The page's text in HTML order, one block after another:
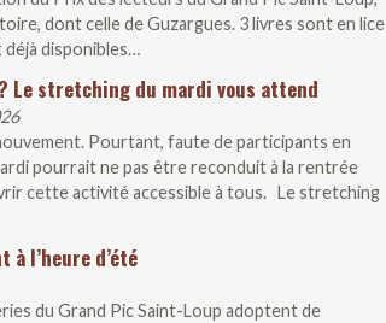
dont celle de Guzargues. 3 livres sont en lice
déjà disponibles…
Le stretching du mardi vous attend
Pourtant, faute de participants en
pourrait ne pas être reconduit à la rentrée
cette activité accessible à tous. Le stretching
l’heure d’été
du Grand Pic Saint-Loup adoptent de